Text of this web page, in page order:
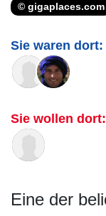
© gigaplaces.com
Sie waren dort:
Sie wollen dort:
Eine der